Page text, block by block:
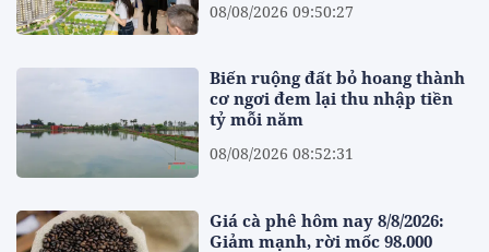
08/08/2026 09:50:27
Biến ruộng đất bỏ hoang thành
cơ ngơi đem lại thu nhập tiền
tỷ mỗi năm
08/08/2026 08:52:31
Giá cà phê hôm nay 8/8/2026:
Giảm mạnh, rời mốc 98.000